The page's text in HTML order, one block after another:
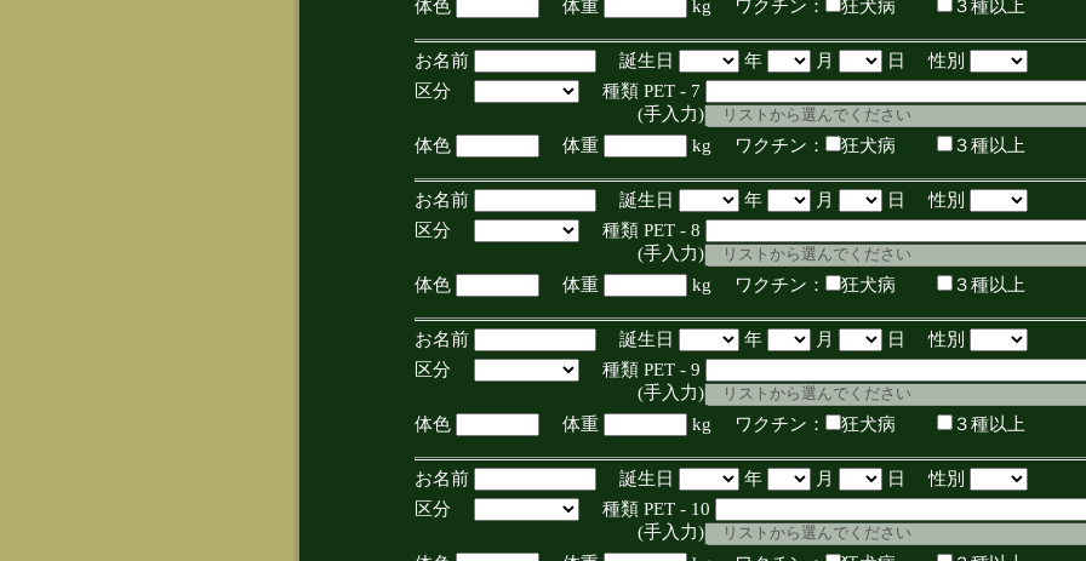
体色
体重 kg ワクチン： 狂犬病 ３種以上
お名前 誕生日 年 月
日 性別
区分
種類 PET - 7
(手入力)
体色
体重 kg ワクチン： 狂犬病 ３種以上
お名前 誕生日 年 月
日 性別
区分
種類 PET - 8
(手入力)
体色
体重 kg ワクチン： 狂犬病 ３種以上
お名前 誕生日 年 月
日 性別
区分
種類 PET - 9
(手入力)
体色
体重 kg ワクチン： 狂犬病 ３種以上
お名前 誕生日 年 月
日 性別
区分
種類 PET - 10
(手入力)